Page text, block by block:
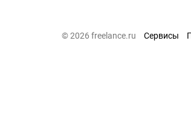
© 2026 freelance.ru Сервисы